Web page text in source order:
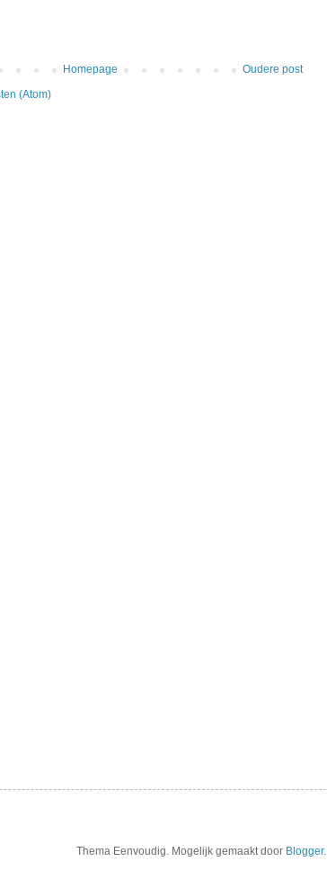
Oudere post
Homepage
(Atom)
Thema Eenvoudig. Mogelijk gemaakt door Blogger.